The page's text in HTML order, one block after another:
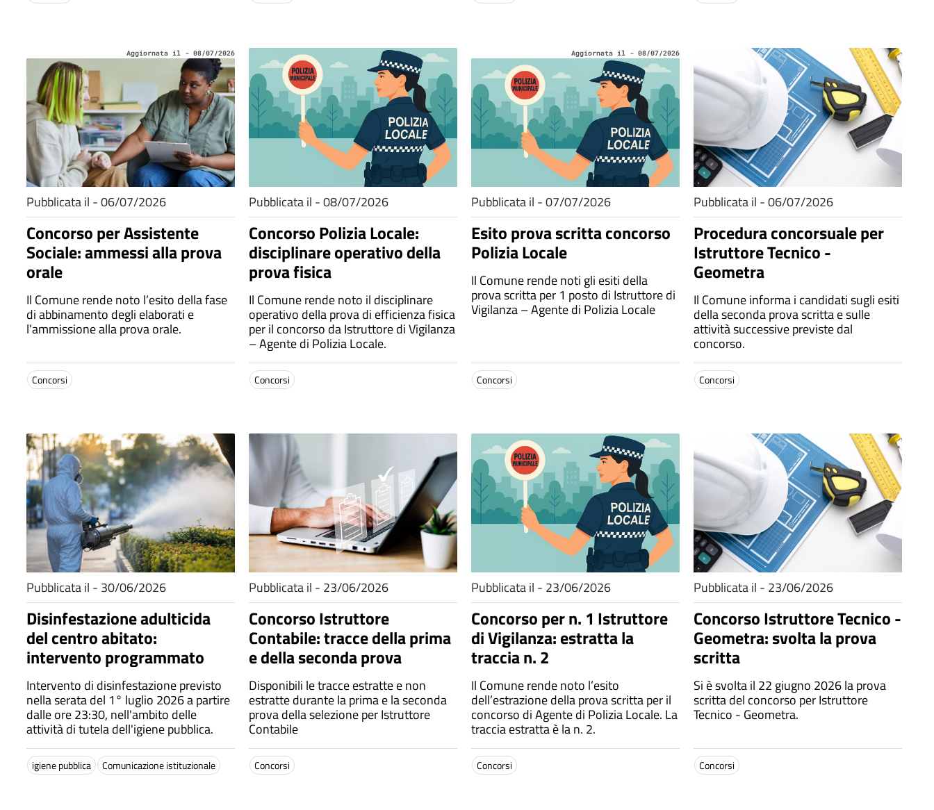
Aggiornata il - 08/07/2026
Pubblicata il - 06/07/2026
Concorso per Assistente
Sociale: ammessi alla prova
orale
Il Comune rende noto l’esito della fase
di abbinamento degli elaborati e
l’ammissione alla prova orale.
Concorsi
Pubblicata il - 08/07/2026
Concorso Polizia Locale:
disciplinare operativo della
prova fisica
Il Comune rende noto il disciplinare
operativo della prova di efficienza fisica
per il concorso da Istruttore di Vigilanza
– Agente di Polizia Locale.
Concorsi
Aggiornata il - 08/07/2026
Pubblicata il - 07/07/2026
Esito prova scritta concorso
Polizia Locale
Il Comune rende noti gli esiti della
prova scritta per 1 posto di Istruttore di
Vigilanza – Agente di Polizia Locale
Concorsi
Pubblicata il - 06/07/2026
Procedura concorsuale per
Istruttore Tecnico -
Geometra
Il Comune informa i candidati sugli esiti
della seconda prova scritta e sulle
attività successive previste dal
concorso.
Concorsi
Pubblicata il - 30/06/2026
Disinfestazione adulticida
del centro abitato:
intervento programmato
Intervento di disinfestazione previsto
nella serata del 1° luglio 2026 a partire
dalle ore 23:30, nell'ambito delle
attività di tutela dell'igiene pubblica.
igiene pubblica Comunicazione istituzionale
Pubblicata il - 23/06/2026
Concorso Istruttore
Contabile: tracce della prima
e della seconda prova
Disponibili le tracce estratte e non
estratte durante la prima e la seconda
prova della selezione per Istruttore
Contabile
Concorsi
Pubblicata il - 23/06/2026
Concorso per n. 1 Istruttore
di Vigilanza: estratta la
traccia n. 2
Il Comune rende noto l’esito
dell’estrazione della prova scritta per il
concorso di Agente di Polizia Locale. La
traccia estratta è la n. 2.
Concorsi
Pubblicata il - 23/06/2026
Concorso Istruttore Tecnico -
Geometra: svolta la prova
scritta
Si è svolta il 22 giugno 2026 la prova
scritta del concorso per Istruttore
Tecnico - Geometra.
Concorsi